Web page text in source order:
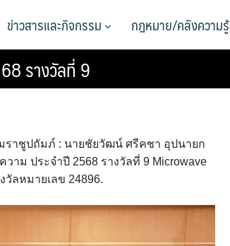
ข่าวสารและกิจกรรม กฎหมาย/คลังความรู้
รางวัลที่ 9
ราชูปถัมภ์ : นายชัยวัฒน์ ศรีคชา อุปนายก
ม ประจำปี 2568 รางวัลที่ 9 Microwave
ลหมายเลข 24896.